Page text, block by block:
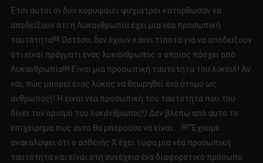
Έτσι αυτοί οι δυο κορυφαίοι ψυχίατροι κατόρθωσαν να
αποδείξουν ότι η Λυκανθρωπία έχει μια νέα προσωπική
ταυτότητα!!!! Ωστόσο, δεν έχουν κάνει τίποτα για να αποδείξουν
ότι είναι πράγματι ένας λυκάνθρωπος ο οποίος πάσχει από
Λυκανθρωπία!!!! Είναι μια προσωπική ταυτότητα του λύκου!;! Αν
ναι, πώς μπορεί ένας λύκος να θεωρηθεί ένα άτομο ως
άνθρωπος!;! Ή είναι νέα προσωπική του ταυτότητα που του
δίνει τον ορισμό του λυκάνθρωπος!;! Δεν βλέπω από αυτό το
επιχείρημα πως αυτό θα μπορούσε να είναι…..!!!!”Έχουμε
ανακαλύψει ότι ο ασθενής Χ έχει τώρα μια νέα προσωπική
ταυτότητα και είναι στη συνέχεια ένα διαφορετικό πρόσωπο